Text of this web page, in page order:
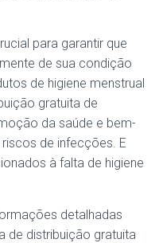
para garantir que
de sua condição
de higiene menstrual
gratuita de
da saúde e bem-
de infecções. E
à falta de higiene
detalhadas
de distribuição gratuita